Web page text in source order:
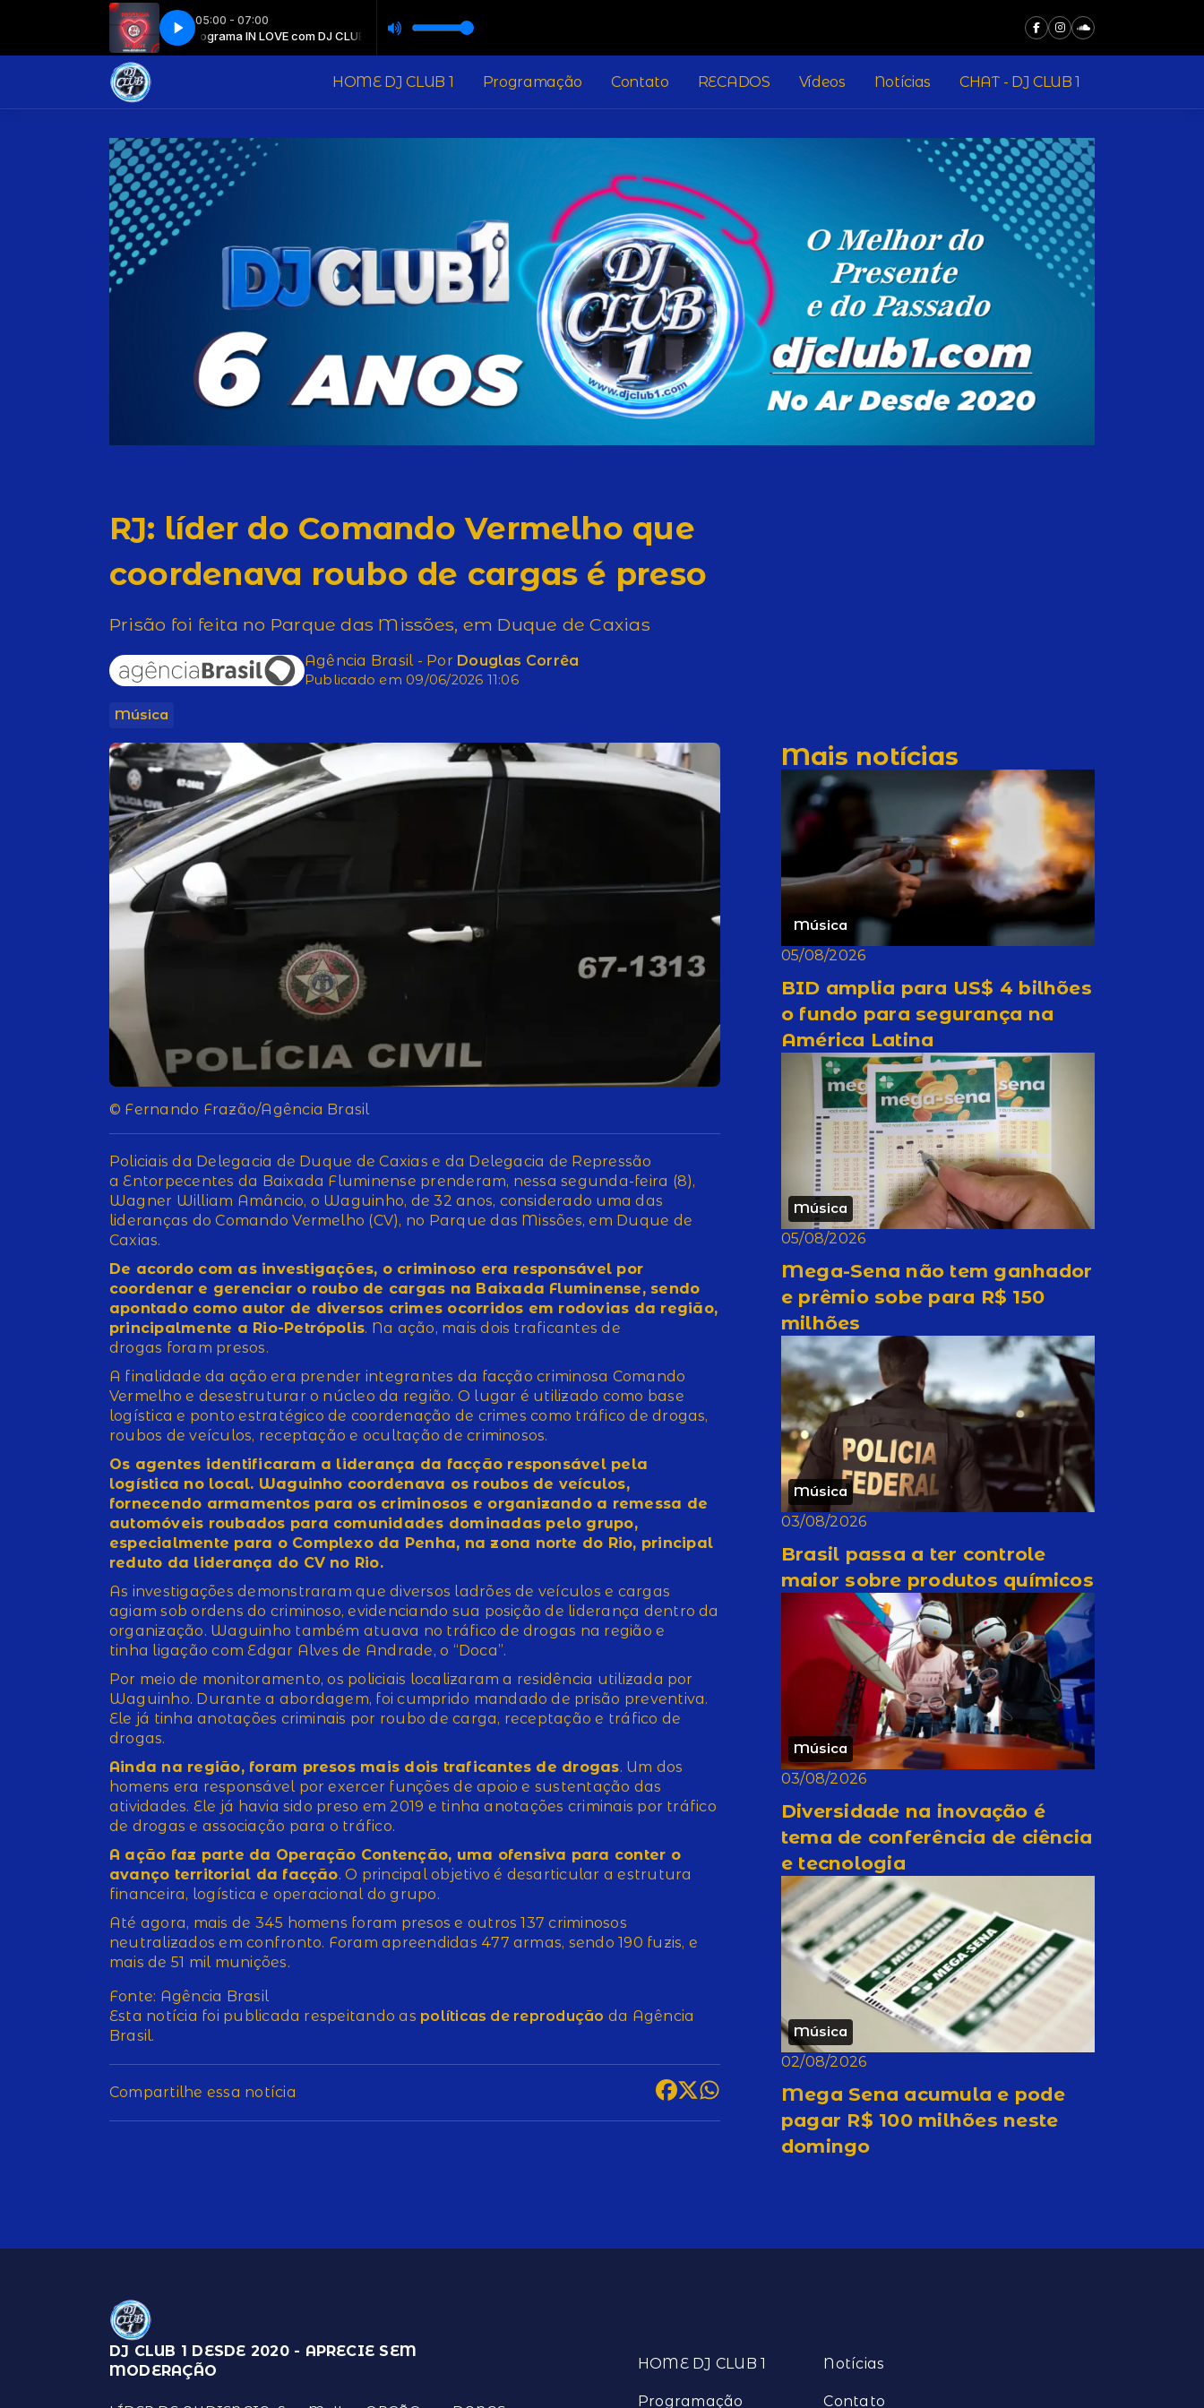
05:00 - 07:00
IN LOVE com DJ CLUB 1 Programa IN LOVE com DJ CLUB 1
HOME DJ CLUB 1 Programação Contato RECADOS Vídeos Notícias CHAT - DJ CLUB 1
RJ: líder do Comando Vermelho que
coordenava roubo de cargas é preso
Prisão foi feita no Parque das Missões, em Duque de Caxias
Agência Brasil - Por Douglas Corrêa
Publicado em 09/06/2026 11:06
Música
© Fernando Frazão/Agência Brasil
Policiais da Delegacia de Duque de Caxias e da Delegacia de Repressão
a Entorpecentes da Baixada Fluminense prenderam, nessa segunda-feira (8),
Wagner William Amâncio, o Waguinho, de 32 anos, considerado uma das
lideranças do Comando Vermelho (CV), no Parque das Missões, em Duque de
Caxias.
De acordo com as investigações, o criminoso era responsável por
coordenar e gerenciar o roubo de cargas na Baixada Fluminense, sendo
apontado como autor de diversos crimes ocorridos em rodovias da região,
principalmente a Rio-Petrópolis. Na ação, mais dois traficantes de
drogas foram presos.
A finalidade da ação era prender integrantes da facção criminosa Comando
Vermelho e desestruturar o núcleo da região. O lugar é utilizado como base
logística e ponto estratégico de coordenação de crimes como tráfico de drogas,
roubos de veículos, receptação e ocultação de criminosos.
Os agentes identificaram a liderança da facção responsável pela
logística no local. Waguinho coordenava os roubos de veículos,
fornecendo armamentos para os criminosos e organizando a remessa de
automóveis roubados para comunidades dominadas pelo grupo,
especialmente para o Complexo da Penha, na zona norte do Rio, principal
reduto da liderança do CV no Rio.
As investigações demonstraram que diversos ladrões de veículos e cargas
agiam sob ordens do criminoso, evidenciando sua posição de liderança dentro da
organização. Waguinho também atuava no tráfico de drogas na região e
tinha ligação com Edgar Alves de Andrade, o “Doca”.
Por meio de monitoramento, os policiais localizaram a residência utilizada por
Waguinho. Durante a abordagem, foi cumprido mandado de prisão preventiva.
Ele já tinha anotações criminais por roubo de carga, receptação e tráfico de
drogas.
Ainda na região, foram presos mais dois traficantes de drogas. Um dos
homens era responsável por exercer funções de apoio e sustentação das
atividades. Ele já havia sido preso em 2019 e tinha anotações criminais por tráfico
de drogas e associação para o tráfico.
A ação faz parte da Operação Contenção, uma ofensiva para conter o
avanço territorial da facção. O principal objetivo é desarticular a estrutura
financeira, logística e operacional do grupo.
Até agora, mais de 345 homens foram presos e outros 137 criminosos
neutralizados em confronto. Foram apreendidas 477 armas, sendo 190 fuzis, e
mais de 51 mil munições.
Fonte: Agência Brasil
Esta notícia foi publicada respeitando as políticas de reprodução da Agência
Brasil.
Compartilhe essa notícia
Mais notícias
Música
05/08/2026
BID amplia para US$ 4 bilhões
o fundo para segurança na
América Latina
Música
05/08/2026
Mega-Sena não tem ganhador
e prêmio sobe para R$ 150
milhões
Música
03/08/2026
Brasil passa a ter controle
maior sobre produtos químicos
Música
03/08/2026
Diversidade na inovação é
tema de conferência de ciência
e tecnologia
Música
02/08/2026
Mega Sena acumula e pode
pagar R$ 100 milhões neste
domingo
DJ CLUB 1 DESDE 2020 - APRECIE SEM
MODERAÇÃO
HOME DJ CLUB 1
Programação
Notícias
Contato